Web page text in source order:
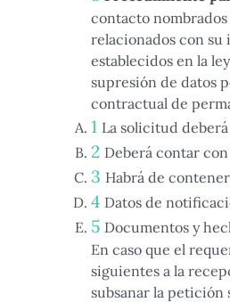
contacto
relacionados con su
establecidos en la
supresión de datos
contractual de
La solicitud
Deberá contar
Habrá de
Datos de
Documentos y
En caso que el
siguientes a la
subsanar la